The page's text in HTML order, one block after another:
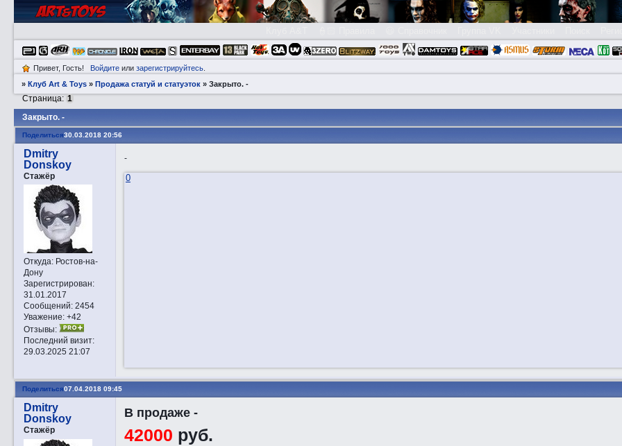
Привет, Гость! Войдитеили зарегистрируйтесь.
»Клуб Art & Toys »Продажа статуй и статуэток »Закрытo. -
Закрытo. -
Страница: 1
Поделиться30.03.2018 20:56
Dmitry
Donskoy
Стажёр
Откуда:Ростов-на-
Дону
Зарегистрирован:
31.01.2017
Сообщений:2454
Уважение: +42
Отзывы:
Последний визит:
29.03.2025 21:07
-
0
Поделиться07.04.2018 09:45
Dmitry
Donskoy
Стажёр
В продаже -
42000 руб.